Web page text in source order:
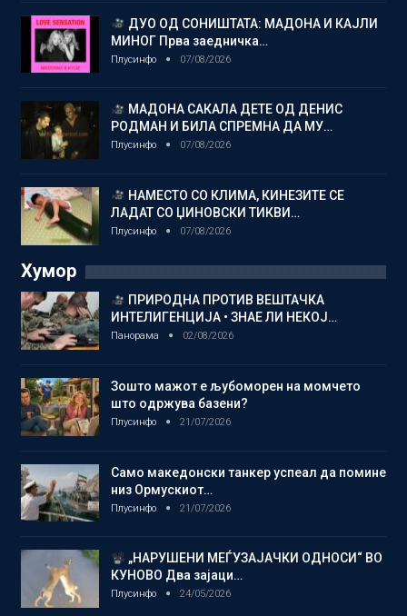
ДУО ОД СОНИШТАТА: МАДОНА И КАЈЛИ
МИНОГ Прва заедничка…
Плусинфо 07/08/2026
МАДОНА САКАЛА ДЕТЕ ОД ДЕНИС
РОДМАН И БИЛА СПРЕМНА ДА МУ…
Плусинфо 07/08/2026
НАМЕСТО СО КЛИМА, КИНЕЗИТЕ СЕ
ЛАДАТ СО ЏИНОВСКИ ТИКВИ…
Плусинфо 07/08/2026
Хумор
ПРИРОДНА ПРОТИВ ВЕШТАЧКА
ИНТЕЛИГЕНЦИЈА • ЗНАЕ ЛИ НЕКОЈ…
Панорама 02/08/2026
Зошто мажот е љубоморен на момчето
што одржува базени?
Плусинфо 21/07/2026
Само македонски танкер успеал да помине
низ Ормускиот…
Плусинфо 21/07/2026
„НАРУШЕНИ МЕЃУЗАЈАЧКИ ОДНОСИ“ ВО
КУНОВО Два зајаци…
Плусинфо 24/05/2026